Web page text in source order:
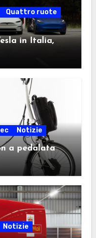
Quattro ruote
in Italia,
Notizie
a pedalata
Notizie